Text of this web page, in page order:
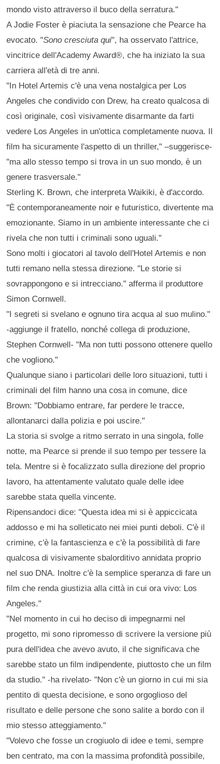
mondo visto attraverso il buco della serratura."
A Jodie Foster è piaciuta la sensazione che Pearce ha
evocato. "Sono cresciuta qui", ha osservato l'attrice,
vincitrice dell'Academy Award®, che ha iniziato la sua
carriera all'età di tre anni.
"In Hotel Artemis c'è una vena nostalgica per Los
Angeles che condivido con Drew, ha creato qualcosa di
così originale, così visivamente disarmante da farti
vedere Los Angeles in un'ottica completamente nuova. Il
film ha sicuramente l'aspetto di un thriller," –suggerisce-
"ma allo stesso tempo si trova in un suo mondo, è un
genere trasversale."
Sterling K. Brown, che interpreta Waikiki, è d'accordo.
"È contemporaneamente noir e futuristico, divertente ma
emozionante. Siamo in un ambiente interessante che ci
rivela che non tutti i criminali sono uguali."
Sono molti i giocatori al tavolo dell'Hotel Artemis e non
tutti remano nella stessa direzione. "Le storie si
sovrappongono e si intrecciano." afferma il produttore
Simon Cornwell.
"I segreti si svelano e ognuno tira acqua al suo mulino."
-aggiunge il fratello, nonché collega di produzione,
Stephen Cornwell- "Ma non tutti possono ottenere quello
che vogliono."
Qualunque siano i particolari delle loro situazioni, tutti i
criminali del film hanno una cosa in comune, dice
Brown: "Dobbiamo entrare, far perdere le tracce,
allontanarci dalla polizia e poi uscire."
La storia si svolge a ritmo serrato in una singola, folle
notte, ma Pearce si prende il suo tempo per tessere la
tela. Mentre si è focalizzato sulla direzione del proprio
lavoro, ha attentamente valutato quale delle idee
sarebbe stata quella vincente.
Ripensandoci dice: "Questa idea mi si è appiccicata
addosso e mi ha solleticato nei miei punti deboli. C'è il
crimine, c'è la fantascienza e c'è la possibilità di fare
qualcosa di visivamente sbalorditivo annidata proprio
nel suo DNA. Inoltre c'è la semplice speranza di fare un
film che renda giustizia alla città in cui ora vivo: Los
Angeles."
"Nel momento in cui ho deciso di impegnarmi nel
progetto, mi sono ripromesso di scrivere la versione più
pura dell'idea che avevo avuto, il che significava che
sarebbe stato un film indipendente, piuttosto che un film
da studio." -ha rivelato- "Non c'è un giorno in cui mi sia
pentito di questa decisione, e sono orgoglioso del
risultato e delle persone che sono salite a bordo con il
mio stesso atteggiamento."
"Volevo che fosse un crogiuolo di idee e temi, sempre
ben centrato, ma con la massima profondità possibile,